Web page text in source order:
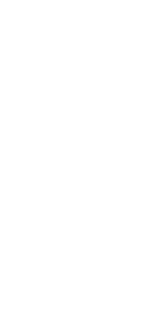
！
！
！